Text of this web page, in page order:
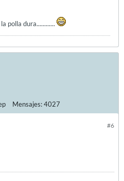
polla dura............
Mensajes:4027
#6